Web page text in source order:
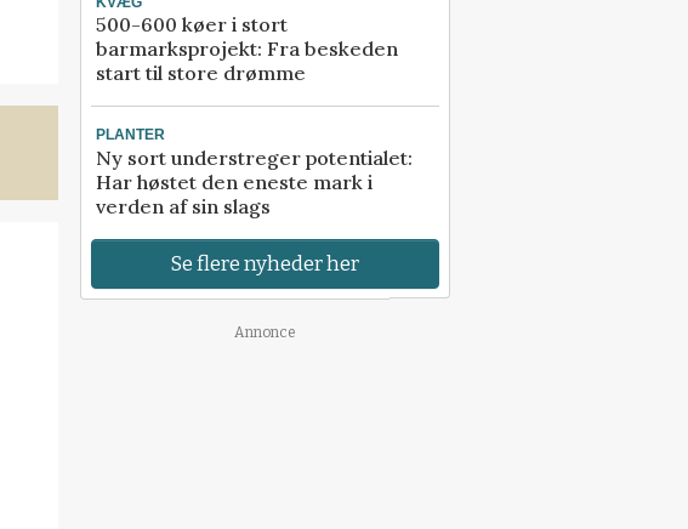
500-600 køer i stort
barmarksprojekt: Fra beskeden
start til store drømme
PLANTER
Ny sort understreger potentialet:
Har høstet den eneste mark i
verden af sin slags
Se flere nyheder her
Annonce